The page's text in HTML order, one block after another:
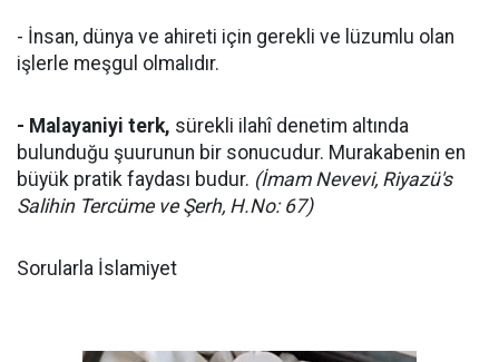
- İnsan, dünya ve ahireti için gerekli ve lüzumlu olan
işlerle meşgul olmalıdır.
- Malayaniyi terk, sürekli ilahî denetim altında
bulunduğu şuurunun bir sonucudur. Murakabenin en
büyük pratik faydası budur. (İmam Nevevi, Riyazü's
Salihin Tercüme ve Şerh, H.No: 67)
Sorularla İslamiyet